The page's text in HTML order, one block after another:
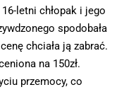
letni chłopak i jego
spodobała
chciała ją zabrać.
na 150zł.
przemocy, co